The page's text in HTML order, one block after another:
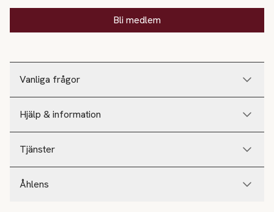
Vanliga frågor
Hjälp & information
Tjänster
Åhlens
Bli medlem